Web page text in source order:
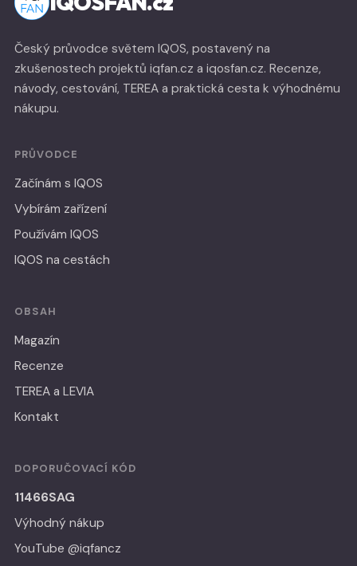
Český průvodce světem IQOS, postavený na
zkušenostech projektů iqfan.cz a iqosfan.cz. Recenze,
návody, cestování, TEREA a praktická cesta k výhodnému
nákupu.
PRŮVODCE
Začínám s IQOS
Vybírám zařízení
Používám IQOS
IQOS na cestách
OBSAH
Magazín
Recenze
TEREA a LEVIA
Kontakt
DOPORUČOVACÍ KÓD
11466SAG
Výhodný nákup
YouTube @iqfancz